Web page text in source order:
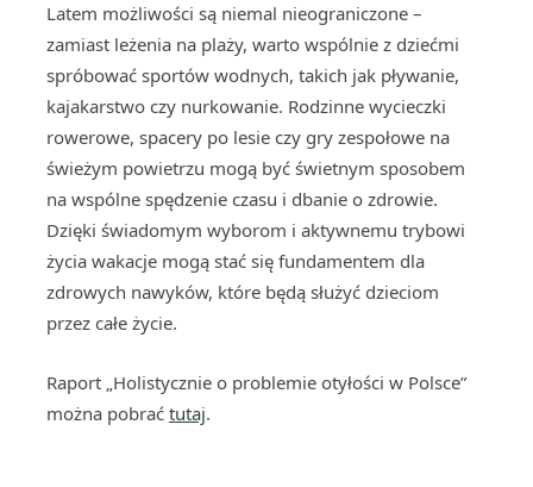
Latem możliwości są niemal nieograniczone –
zamiast leżenia na plaży, warto wspólnie z dziećmi
spróbować sportów wodnych, takich jak pływanie,
kajakarstwo czy nurkowanie. Rodzinne wycieczki
rowerowe, spacery po lesie czy gry zespołowe na
świeżym powietrzu mogą być świetnym sposobem
na wspólne spędzenie czasu i dbanie o zdrowie.
Dzięki świadomym wyborom i aktywnemu trybowi
życia wakacje mogą stać się fundamentem dla
zdrowych nawyków, które będą służyć dzieciom
przez całe życie.
Raport „Holistycznie o problemie otyłości w Polsce”
można pobrać tutaj.